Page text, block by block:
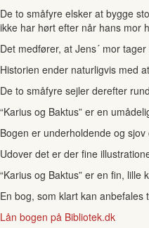
De to småfyre elsker at bygge
ikke har hørt efter når hans mor
Det medfører, at Jens´ mor
Historien ender naturligvis med
De to småfyre sejler derefter
“Karius og Baktus” er en
Bogen er underholdende og
Udover det er der fine
“Karius og Baktus” er en fin,
En bog, som klart kan
Lån bogen på Bibliotek.dk